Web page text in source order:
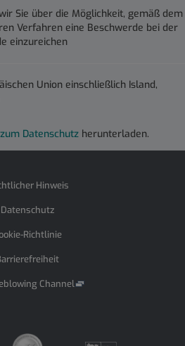
Sie über die Möglichkeit, gemäß dem
Verfahren eine Beschwerde bei der
einzureichen
Union einschließlich Island,
Datenschutz herunterladen.
Hinweis
Datenschutz
Richtlinie
Channel